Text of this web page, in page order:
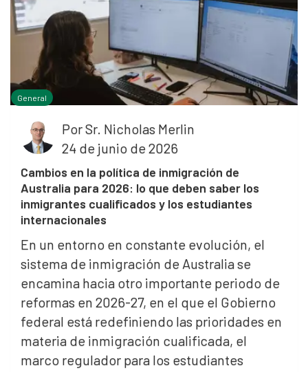
General
PorSr. Nicholas Merlin
24 de junio de 2026
Cambios en la política de inmigración de
Australia para 2026: lo que deben saber los
inmigrantes cualificados y los estudiantes
internacionales
En un entorno en constante evolución, el
sistema de inmigración de Australia se
encamina hacia otro importante periodo de
reformas en 2026-27, en el que el Gobierno
federal está redefiniendo las prioridades en
materia de inmigración cualificada, el
marco regulador para los estudiantes